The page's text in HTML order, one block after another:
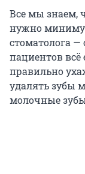
Все мы знаем,
нужно
стоматолога —
пациентов
правильно
удалять зубы
молочные